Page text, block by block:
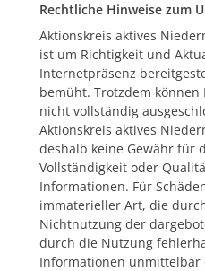
Rechtliche Hinweise zum
Aktionskreis aktives
ist um Richtigkeit und
Internetpräsenz
bemüht. Trotzdem
nicht vollständig
Aktionskreis aktives
deshalb keine Gewähr für
Vollständigkeit oder
Informationen. Für
immaterieller Art, die
Nichtnutzung der
durch die Nutzung
Informationen